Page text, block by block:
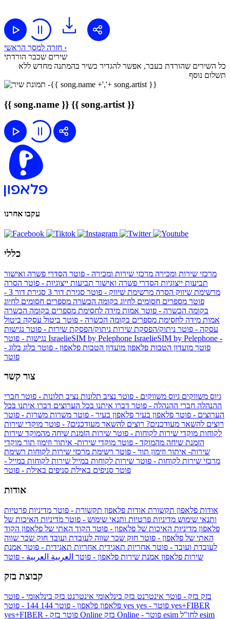
חזרה למסך הראשי ›
שירים שכבר הורדתי
כל השירים שהורדת בעבר, אפשר להגדיר כשיר בהמתנה מחדש ללא
תשלום נוסף
{{ song.name }} {{ song.artist }}
עקבו אחרנו
כללי
מרכזי שירות ומכירה מרכזי שירות ומכירה - פוטר הסדרי פשרה ואישור
תביעות ייצוגיות הסדרי פשרה ואישור תביעות ייצוגיות - פוטר הסרה
מרשימת שיווק הסרה מרשימת שיווק - פוטר סגירת דור 3
סגירת דור 3 -
פוטר מספרים חסומים לחיוג בקומה הכשרה מספרים חסומים לחיוג
בקומה הכשרה - פוטר אמות מידה לחסימת מספרים בקומה הכשרה
אמות מידה לחסימת מספרים בקומה הכשרה - פוטר ביטול עסקה ביטול
עסקה - פוטר ניתוק/הפסקת שירות ניתוק/הפסקת שירות - פוטר נגישות
IsraelieSIM by Pelephone IsraelieSIM by Pelephone -
פוטר מועדון הטבות פלאפון מועדון הטבות פלאפון - פוטר בלוג בלוג -
פוטר
צור קשר
גיוס משווקים גיוס משווקים - פוטר נציב תלונות נציב תלונות - פוטר חברי
ההנהלה חברי ההנהלה - פוטר דברו איתנו בכל הערוצים דברו איתנו בכל
הערוצים - פוטר פלאפון בעיר פלאפון בעיר - פוטר משרות משרות - פוטר
רוצים להשאר מעודכנים? רוצים להשאר מעודכנים? - פוטר מוקדי שירות
לקוחות מוקדי שירות לקוחות - פוטר שירות הזמנת שיחה מהמוקד שירות
הזמנת שיחה מהמוקד - פוטר מוקדי שירות- איתור וזימון תור מוקדי
שירות- איתור וזימון תור - פוטר רשימת מרכזי שירות לקוחות רשימת
מרכזי שירות לקוחות - פוטר שירות לקוחות במייל שירות לקוחות במייל -
פוטר סניפים באילת סניפים באילת - פוטר
אודות
אודות פלאפון תקשורת אודות פלאפון תקשורת - פוטר מדיניות פרטיות
ותנאי שימוש מדיניות פרטיות ותנאי שימוש - פוטר מדיניות האיכות של
פלאפון מדיניות האיכות של פלאפון - פוטר הקוד האתי של פלאפון הקוד
האתי של פלאפון - פוטר חוק שכר שווה לעובדת ועובד חוק שכר שווה
לעובדת ועובד - פוטר אחריות תאגידית אחריות תאגידית - פוטר אמנת
שירות פלאפון אמנת שירות פלאפון - פוטר العربية العربية - פוטר
קבוצת בזק
בזק בזק - פוטר אינטרנט בזק בינלאומי אינטרנט בזק בינלאומי - פוטר
פלאפון פלאפון - פוטר 144 yes
yes+FIBER
yes+FIBER - פוטר בזק Online esim